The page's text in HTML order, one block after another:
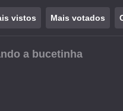
vistos Mais votados
a bucetinha